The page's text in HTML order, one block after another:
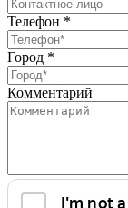
Телефон *
Город *
Комментарий